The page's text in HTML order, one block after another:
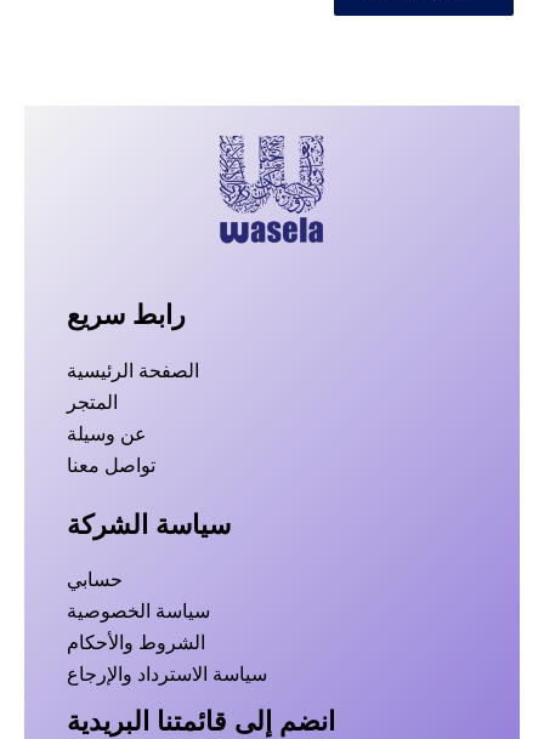
رابط سريع
الصفحة الرئيسية
المتجر
عن وسيلة
تواصل معنا
سياسة الشركة
حسابي
سياسة الخصوصية
الشروط والأحكام
سياسة الاسترداد والإرجاع
انضم إلى قائمتنا البريدية